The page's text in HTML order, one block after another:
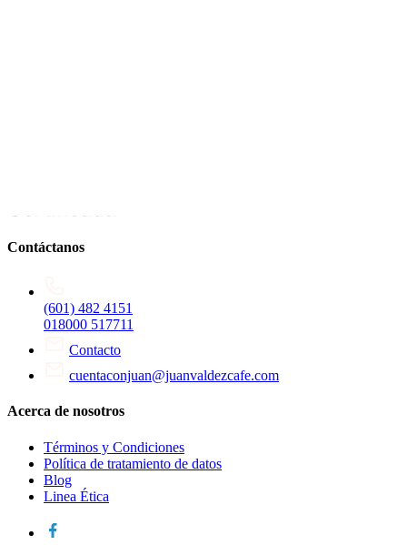
Contáctanos
(601) 482 4151
018000 517711
Contacto
cuentaconjuan@juanvaldezcafe.com
Acerca de nosotros
Términos y Condiciones
Política de tratamiento de datos
Blog
Linea Ética